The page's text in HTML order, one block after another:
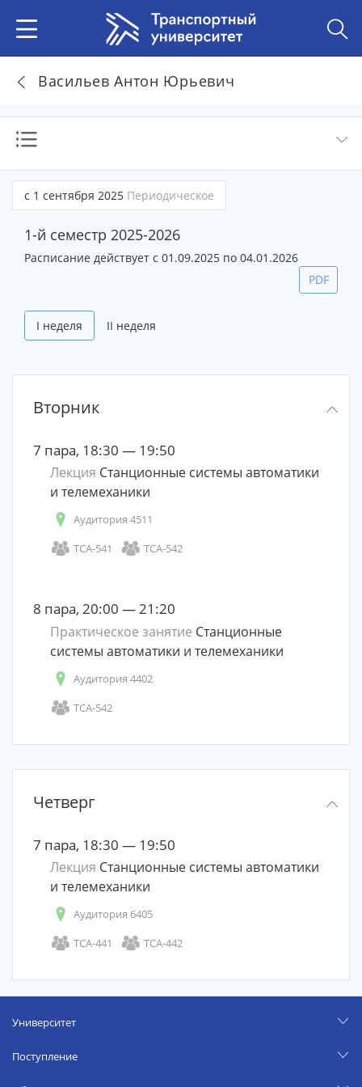
Васильев Антон Юрьевич
с 1 сентября 2025 Периодическое
1-й семестр 2025-2026
Расписание действует с 01.09.2025 по 04.01.2026
I неделя II неделя
PDF
Вторник
7 пара, 18:30 — 19:50
Лекция Станционные системы автоматики
и телемеханики
Аудитория 4511
ТСА-541
ТСА-542
8 пара, 20:00 — 21:20
Практическое занятие Станционные
системы автоматики и телемеханики
Аудитория 4402
ТСА-542
Четверг
7 пара, 18:30 — 19:50
Лекция Станционные системы автоматики
и телемеханики
Аудитория 6405
ТСА-441
ТСА-442
Университет
Поступление